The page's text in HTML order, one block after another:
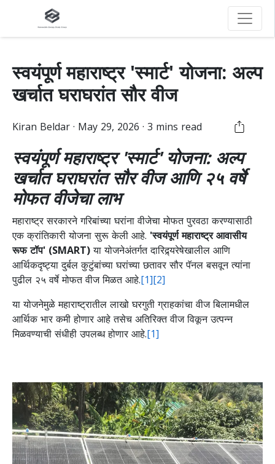
स्वयंपूर्ण महाराष्ट्र 'स्मार्ट' योजना: अल्प
खर्चात घराघरांत सौर वीज
Kiran Beldar · May 29, 2026 · 3 mins read
स्वयंपूर्ण महाराष्ट्र 'स्मार्ट' योजना: अल्प
खर्चात घराघरांत सौर वीज आणि २५ वर्षे
मोफत वीजेचा लाभ
महाराष्ट्र सरकारने गरिबांच्या घरांना वीजेचा मोफत पुरवठा करण्यासाठी
एक क्रांतिकारी योजना सुरू केली आहे. 'स्वयंपूर्ण महाराष्ट्र आवासीय
रूफ टॉप' (SMART)या योजनेअंतर्गत दारिद्र्यरेषेखालील आणि
आर्थिकदृष्ट्या दुर्बल कुटुंबांच्या घरांच्या छतावर सौर पॅनल बसवून त्यांना
पुढील २५ वर्षे मोफत वीज मिळत आहे.[1][2]
या योजनेमुळे महाराष्ट्रातील लाखो घरगुती ग्राहकांचा वीज बिलामधील
आर्थिक भार कमी होणार आहे तसेच अतिरिक्त वीज विकून उत्पन्न
मिळवण्याची संधीही उपलब्ध होणार आहे.[1]